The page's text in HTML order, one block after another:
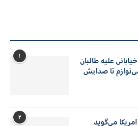
۱
علیه طالبان
تا صدایش
۲ می‌گوید